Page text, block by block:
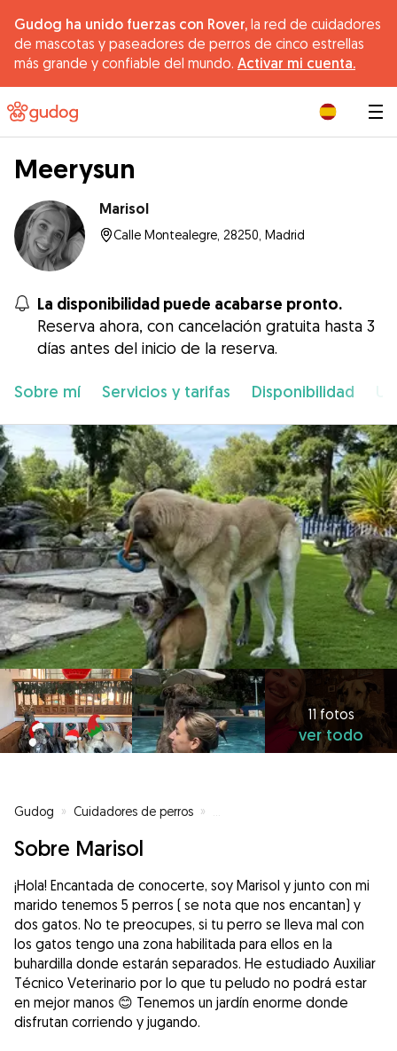
Gudog ha unido fuerzas con Rover, la red de cuidadores
de mascotas y paseadores de perros de cinco estrellas
más grande y confiable del mundo. Activar mi cuenta.
Meerysun
Marisol
Calle Montealegre, 28250, Madrid
La disponibilidad puede acabarse pronto.
Reserva ahora, con cancelación gratuita hasta 3
días antes del inicio de la reserva.
Sobre mí Servicios y tarifas Disponibilidad
11 fotos
ver todo
Gudog » Cuidadores de perros »
Sobre Marisol
¡Hola! Encantada de conocerte, soy Marisol y junto con mi
marido tenemos 5 perros ( se nota que nos encantan) y
dos gatos. No te preocupes, si tu perro se lleva mal con
los gatos tengo una zona habilitada para ellos en la
buhardilla donde estarán separados. He estudiado Auxiliar
Técnico Veterinario por lo que tu peludo no podrá estar
en mejor manos 😊 Tenemos un jardín enorme donde
disfrutan corriendo y jugando.